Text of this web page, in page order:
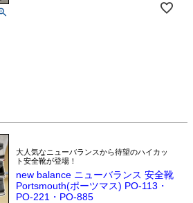
大人気なニューバランスから待望のハイカッ
ト安全靴が登場！
new balance ニューバランス 安全靴
Portsmouth(ポーツマス) PO-113・
PO-221・PO-885